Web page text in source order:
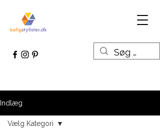
Indlæg
Vælg Kategori